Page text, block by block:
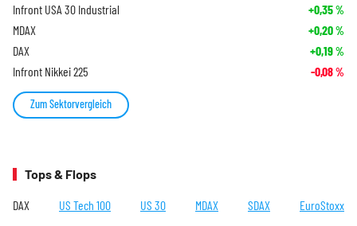
Infront USA 30 Industrial +0,35%
MDAX +0,20%
DAX +0,19%
Infront Nikkei 225 -0,08%
Zum Sektorvergleich
Tops & Flops
DAX US Tech 100 US 30 MDAX SDAX EuroStoxx